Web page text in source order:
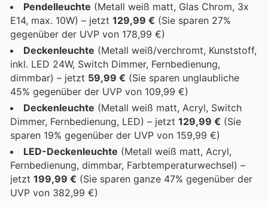
Pendelleuchte (Metall weiß matt, Glas Chrom, 3x
E14, max. 10W) – jetzt 129,99 € (Sie sparen 27%
gegenüber der UVP von 178,99 €)
Deckenleuchte (Metall weiß/verchromt, Kunststoff,
inkl. LED 24W, Switch Dimmer, Fernbedienung,
dimmbar) – jetzt 59,99 € (Sie sparen unglaubliche
45% gegenüber der UVP von 109,99 €)
Deckenleuchte (Metall weiß matt, Acryl, Switch
Dimmer, Fernbedienung, LED) – jetzt 129,99 € (Sie
sparen 19% gegenüber der UVP von 159,99 €)
LED-Deckenleuchte (Metall weiß matt, Acryl,
Fernbedienung, dimmbar, Farbtemperaturwechsel) –
jetzt 199,99 € (Sie sparen ganze 47% gegenüber der
UVP von 382,99 €)